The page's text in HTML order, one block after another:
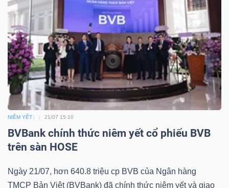
NIÊM YẾT 21/07 15:10
BVBank chính thức niêm yết cổ phiếu BVB
trên sàn HOSE
Ngày 21/07, hơn 640.8 triệu cp BVB của Ngân hàng
TMCP Bản Việt (BVBank) đã chính thức niêm yết và giao
BẤT
ĐỘNG
SẢN
Mã
chứng
khoán
Tất cả Cổ phiếu
Lãnh